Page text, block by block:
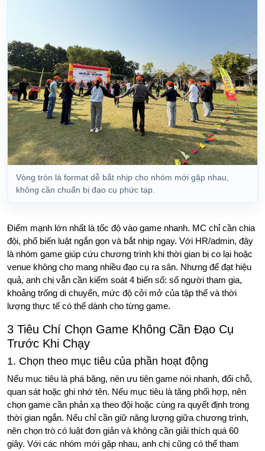
Vòng tròn là format dễ bắt nhịp cho nhóm mới gặp nhau,
không cần chuẩn bị đạo cụ phức tạp.
Điểm mạnh lớn nhất là tốc độ vào game nhanh. MC chỉ cần chia
đội, phổ biến luật ngắn gọn và bắt nhịp ngay. Với HR/admin, đây
là nhóm game giúp cứu chương trình khi thời gian bị co lại hoặc
venue không cho mang nhiều đạo cụ ra sân. Nhưng để đạt hiệu
quả, anh chị vẫn cần kiểm soát 4 biến số: số người tham gia,
khoảng trống di chuyển, mức độ cởi mở của tập thể và thời
lượng thực tế có thể dành cho từng game.
3 Tiêu Chí Chọn Game Không Cần Đạo Cụ
Trước Khi Chạy
1. Chọn theo mục tiêu của phần hoạt động
Nếu mục tiêu là phá băng, nên ưu tiên game nói nhanh, đổi chỗ,
quan sát hoặc ghi nhớ tên. Nếu mục tiêu là tăng phối hợp, nên
chọn game cần phản xạ theo đội hoặc cùng ra quyết định trong
thời gian ngắn. Nếu chỉ cần giữ năng lượng giữa chương trình,
nên chọn trò có luật đơn giản và không cần giải thích quá 60
giây. Với các nhóm mới gặp nhau, anh chị cũng có thể tham